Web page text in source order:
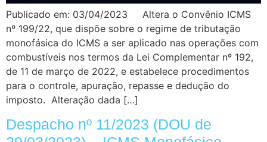
Publicado em: 03/04/2023 Altera o Convênio ICMS
nº 199/22, que dispõe sobre o regime de tributação
monofásica do ICMS a ser aplicado nas operações com
combustíveis nos termos da Lei Complementar nº 192,
de 11 de março de 2022, e estabelece procedimentos
para o controle, apuração, repasse e dedução do
imposto. Alteração dada […]
Despacho nº 11/2023 (DOU de